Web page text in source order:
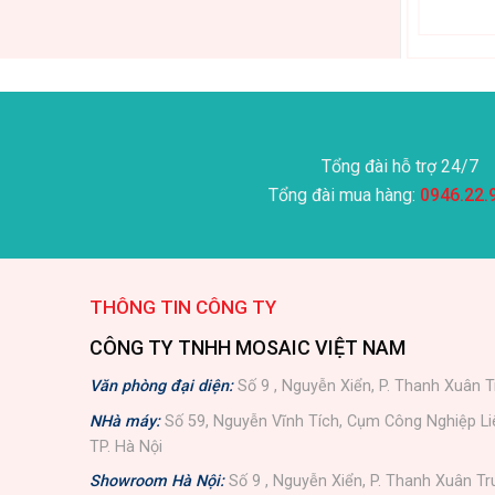
Tổng đài hỗ trợ 24/7
Tổng đài mua hàng:
THÔNG TIN CÔNG TY
CÔNG TY TNHH MOSAIC VIỆT NAM
Văn phòng đại diện:Số 9 , Nguyễn Xiển, P. Thanh Xuân
NHà máy: Số 59, Nguyễn Vĩnh Tích, Cụm Công Nghiệp
TP. Hà Nội
Showroom Hà Nội: Số 9 , Nguyễn Xiển, P. Thanh Xuân